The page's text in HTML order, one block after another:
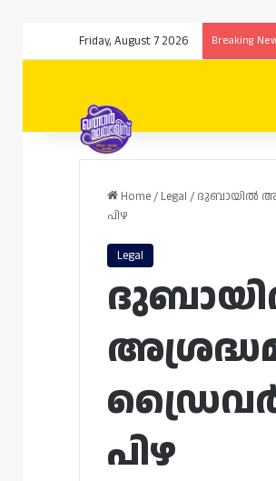
Friday, August 7 2026 Breaking
Home/ Legal / ദുബായിൽ
പിഴ
Legal
ഡ്രൈവർ
പിഴ